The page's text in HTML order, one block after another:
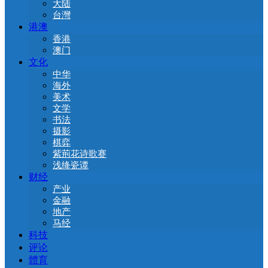
大陆
台灣
港澳
香港
澳门
文化
中华
海外
美术
文学
书法
摄影
棋弈
紫荊花诗歌赛
浅绛瓷谭
财经
产业
金融
地产
马经
科技
评论
體育